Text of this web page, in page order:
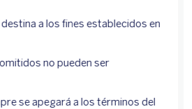
a los fines establecidos en
no pueden ser
se apegará a los términos del